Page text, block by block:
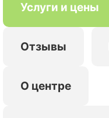
Услуги и цены
Отзывы
О центре